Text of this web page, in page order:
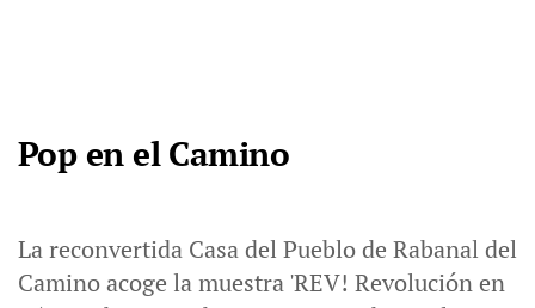
Pop en el Camino
La reconvertida Casa del Pueblo de Rabanal del
Camino acoge la muestra 'REV! Revolución en